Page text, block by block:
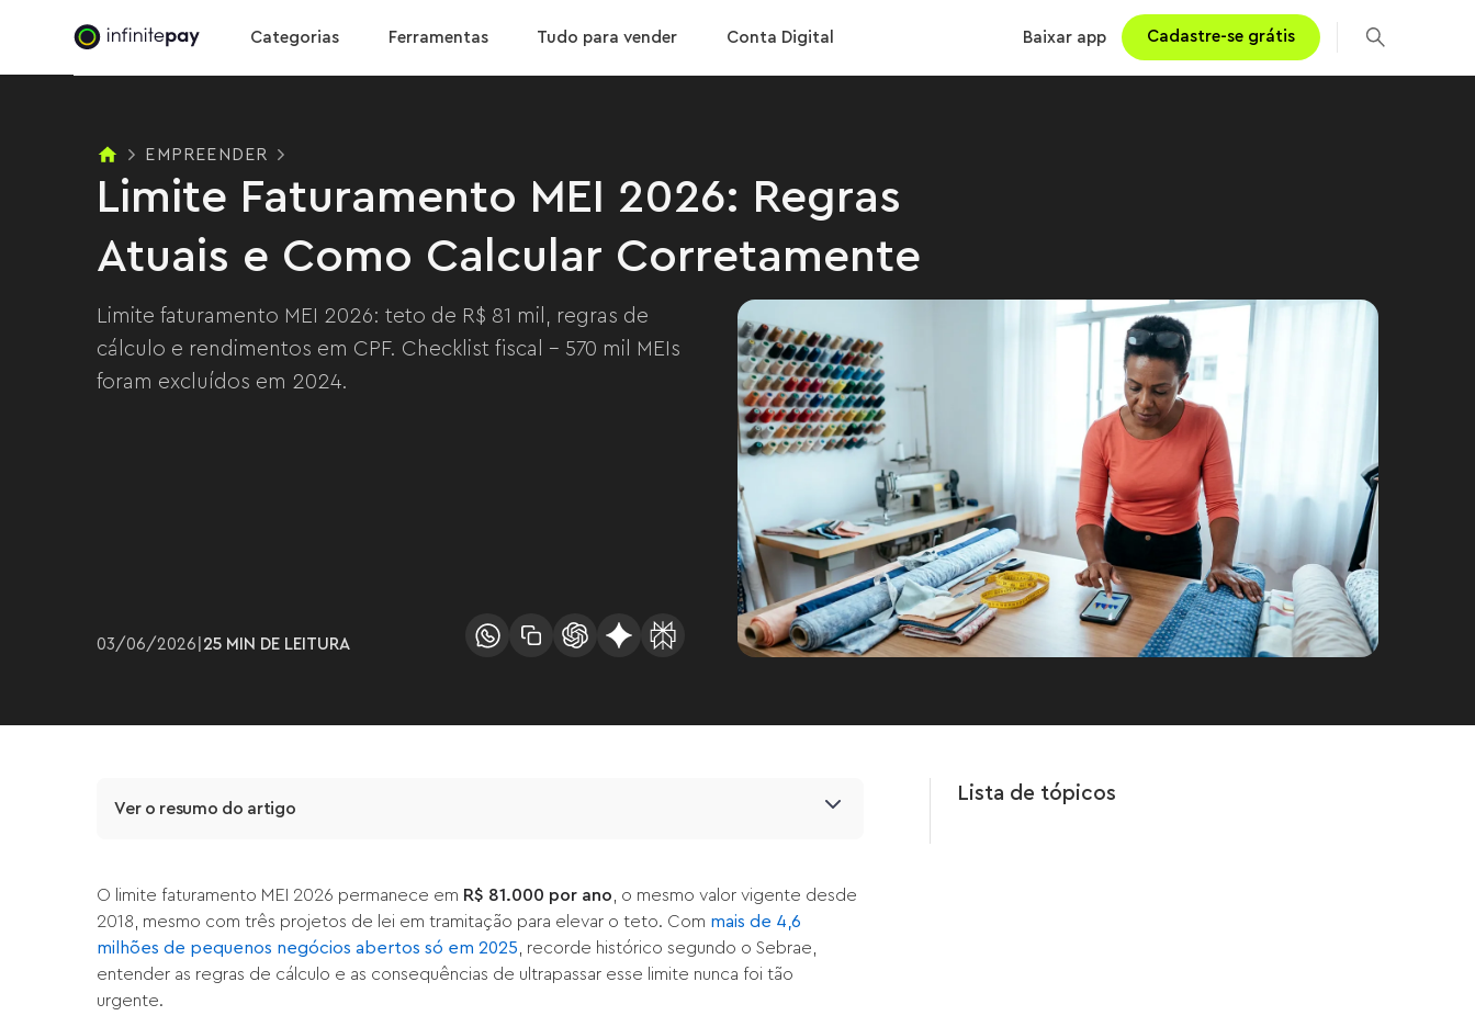
Categorias Ferramentas Tudo para vender Conta Digital Baixar app Cadastre-se grátis
Limite Faturamento MEI 2026: Regras Atuais e Como Calcular Corretamente Baixar App
EMPREENDER
Limite Faturamento MEI 2026: Regras
Atuais e Como Calcular Corretamente
Limite faturamento MEI 2026: teto de R$ 81 mil, regras de
cálculo e rendimentos em CPF. Checklist fiscal - 570 mil MEIs
foram excluídos em 2024.
03/06/2026 25 MIN DE LEITURA
Ver o resumo do artigo
O limite faturamento MEI 2026 permanece em R$ 81.000 por ano , o mesmo valor vigente desde
2018, mesmo com três projetos de lei em tramitação para elevar o teto. Com mais de 4,6
milhões de pequenos negócios abertos só em 2025 , recorde histórico segundo o Sebrae,
entender as regras de cálculo e as consequências de ultrapassar esse limite nunca foi tão
urgente.
Lista de tópicos